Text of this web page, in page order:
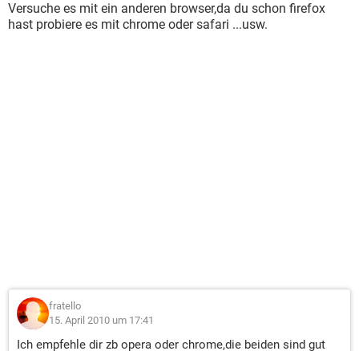
Versuche es mit ein anderen browser,da du schon firefox
hast probiere es mit chrome oder safari ...usw.
fratello
15. April 2010 um 17:41
Ich empfehle dir zb opera oder chrome,die beiden sind gut